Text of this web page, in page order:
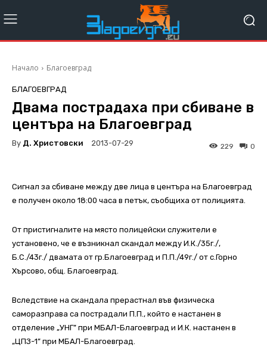
Начало Благоевград
БЛАГОЕВГРАД
Двама пострадаха при сбиване в
центъра на Благоевград
By Д. Христовски 2013-07-29 0
229
Сигнал за сбиване между две лица в центъра на Благоевград
е получен около 18:00 часа в петък, съобщиха от полицията.
От пристигналите на място полицейски служители е
установено, че е възникнал скандал между И.К./35г./,
Б.С./43г./ двамата от гр.Благоевград и П.П./49г./ от с.Горно
Хърсово, общ. Благоевград.
Вследствие на скандала прерастнал във физическа
саморазправа са пострадали П.П., който е настанен в
отделение „УНГ” при МБАЛ-Благоевград и И.К. настанен в
„ЦПЗ-1” при МБАЛ-Благоевград.